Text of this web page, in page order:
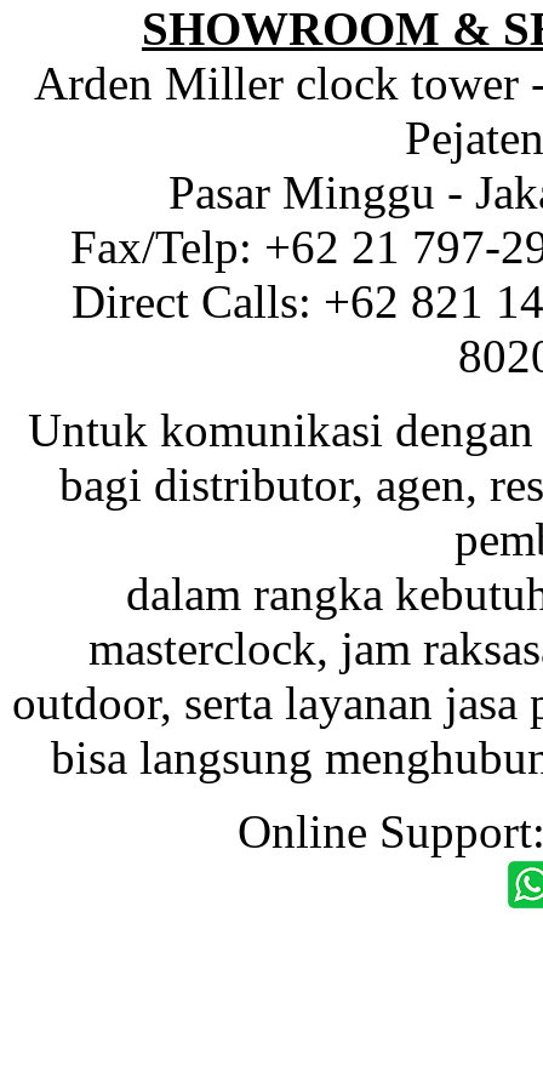
SHOWROOM &
Arden Miller clock tower
Pasar Minggu -
Fax/Telp: +62 21 797-
Direct Calls: +62 821
Untuk komunikasi dengan
bagi distributor, agen,
dalam rangka
masterclock, jam
outdoor, serta layanan
bisa langsung
Online